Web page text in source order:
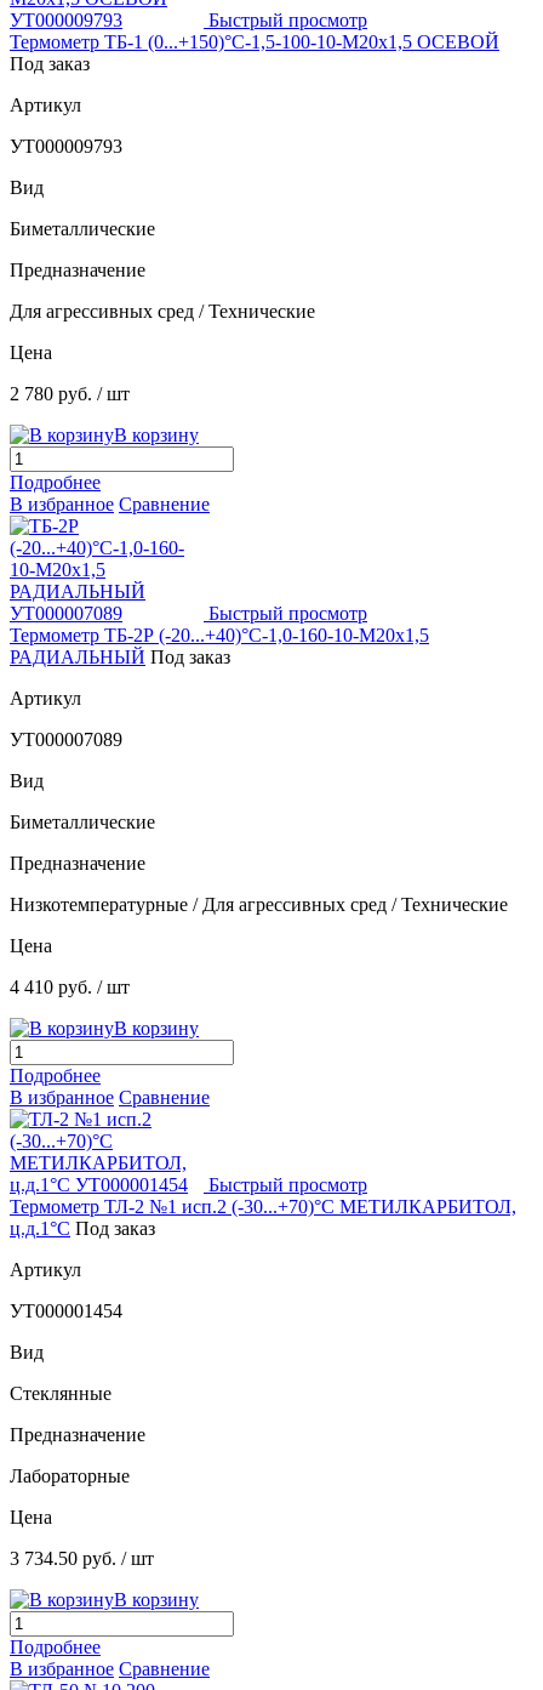
Быстрый просмотр
Термометр ТБ-1 (0...+150)°С-1,5-100-10-М20х1,5 ОСЕВОЙ
Под заказ
Артикул
УТ000009793
Вид
Биметаллические
Предназначение
Для агрессивных сред / Технические
Цена
2 780 руб. / шт
В корзину
Подробнее
В избранное Сравнение
Быстрый просмотр
Термометр ТБ-2Р (-20...+40)°С-1,0-160-10-М20х1,5
РАДИАЛЬНЫЙ Под заказ
Артикул
УТ000007089
Вид
Биметаллические
Предназначение
Низкотемпературные / Для агрессивных сред / Технические
Цена
4 410 руб. / шт
В корзину
Подробнее
В избранное Сравнение
Быстрый просмотр
Термометр ТЛ-2 №1 исп.2 (-30...+70)°С МЕТИЛКАРБИТОЛ,
ц.д.1°С Под заказ
Артикул
УТ000001454
Вид
Стеклянные
Предназначение
Лабораторные
Цена
3 734.50 руб. / шт
В корзину
Подробнее
В избранное Сравнение